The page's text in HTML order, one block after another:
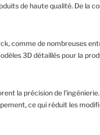
de haute qualité. De la
comme de nombreuses
3D détaillés pour la
la précision de
ce qui réduit les